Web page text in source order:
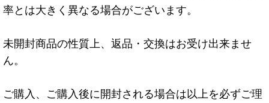
率とは大きく異なる場合がございます。
未開封商品の性質上、返品・交換はお受け出来ませ
ん。
ご購入、ご購入後に開封される場合は以上を必ずご理